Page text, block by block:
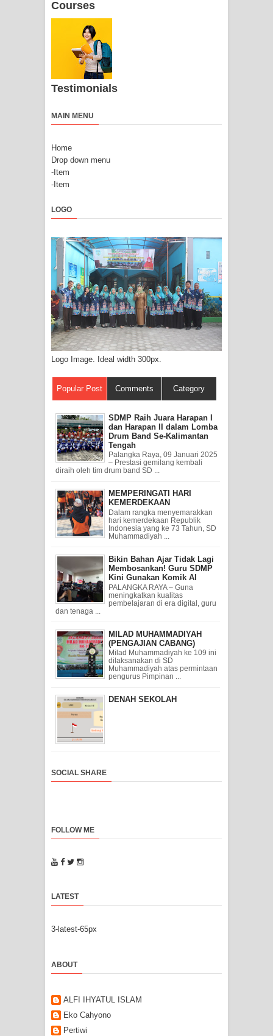
Courses
Testimonials
MAIN MENU
Home
Drop down menu
-Item
-Item
LOGO
Logo Image. Ideal width 300px.
Popular Post Comments Category
SDMP Raih Juara Harapan I
dan Harapan II dalam Lomba
Drum Band Se-Kalimantan
Tengah
Palangka Raya, 09 Januari 2025
– Prestasi gemilang kembali
diraih oleh tim drum band SD ...
MEMPERINGATI HARI
KEMERDEKAAN
Dalam rangka menyemarakkan
hari kemerdekaan Republik
Indonesia yang ke 73 Tahun, SD
Muhammadiyah ...
Bikin Bahan Ajar Tidak Lagi
Membosankan! Guru SDMP
Kini Gunakan Komik AI
PALANGKA RAYA – Guna
meningkatkan kualitas
pembelajaran di era digital, guru
dan tenaga ...
MILAD MUHAMMADIYAH
(PENGAJIAN CABANG)
Milad Muhammadiyah ke 109 ini
dilaksanakan di SD
Muhammadiyah atas permintaan
pengurus Pimpinan ...
DENAH SEKOLAH
SOCIAL SHARE
FOLLOW ME
LATEST
3-latest-65px
ABOUT
ALFI IHYATUL ISLAM
Eko Cahyono
Pertiwi